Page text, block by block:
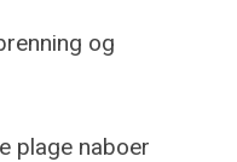
og
plage naboer